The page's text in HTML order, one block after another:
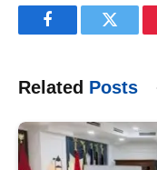
FacebookTwitter
Related Posts